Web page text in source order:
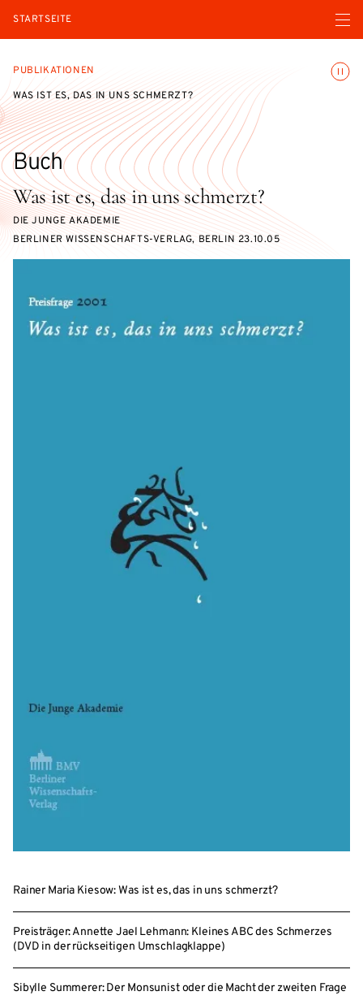
STARTSEITE Menü
PUBLIKATIONEN
WAS IST ES, DAS IN UNS SCHMERZT?
Was ist es, das in uns schmerzt?
Buch
DIE JUNGE AKADEMIE
BERLINER WISSENSCHAFTS-VERLAG, BERLIN 23.10.05
Rainer Maria Kiesow: Was ist es, das in uns schmerzt?
Preisträger: Annette Jael Lehmann: Kleines ABC des Schmerzes
(DVD in der rückseitigen Umschlagklappe)
Sibylle Summerer: Der Monsunist oder die Macht der zweiten Frage